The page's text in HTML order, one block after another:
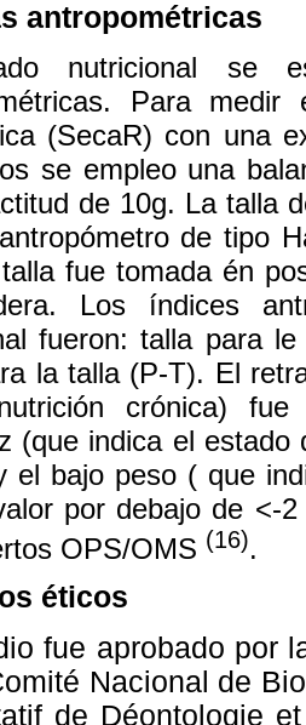
antropométricas
nutricional se
Para
(SecaR) con una
se empleo una
de 10g. La talla
de tipo
fue tomada én
Los índices
fueron: talla para
la talla (P-T). El
crónica)
(que indica el
el bajo peso ( que
por debajo de <-
OPS/OMS (16).
éticos
fue aprobado por
Nacional de
de Déontologie